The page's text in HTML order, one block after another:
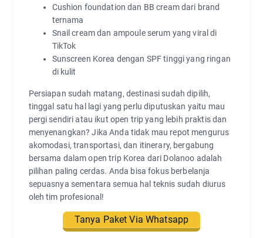
Cushion foundation dan BB cream dari brand
ternama
Snail cream dan ampoule serum yang viral di
TikTok
Sunscreen Korea dengan SPF tinggi yang ringan
di kulit
Persiapan sudah matang, destinasi sudah dipilih,
tinggal satu hal lagi yang perlu diputuskan yaitu mau
pergi sendiri atau ikut open trip yang lebih praktis dan
menyenangkan? Jika Anda tidak mau repot mengurus
akomodasi, transportasi, dan itinerary, bergabung
bersama dalam open trip Korea dari Dolanoo adalah
pilihan paling cerdas. Anda bisa fokus berbelanja
sepuasnya sementara semua hal teknis sudah diurus
oleh tim profesional!
Tanya Paket Via Whatsapp